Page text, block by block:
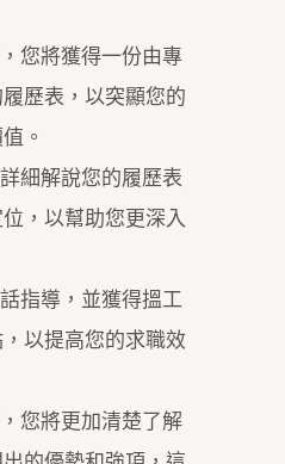
您將獲得一份由專
歷表，以突顯您的
。
細解說您的履歷表
，以幫助您更深入
指導，並獲得搵工
以提高您的求職效
您將更加清楚了解